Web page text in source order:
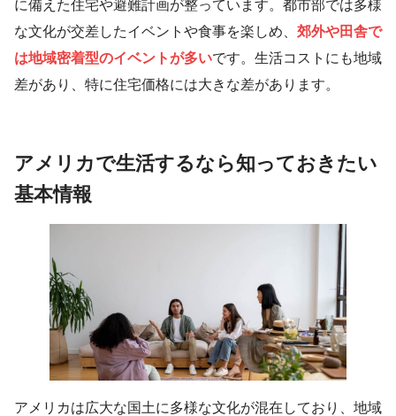
に備えた住宅や避難計画が整っています。都市部では多様
な文化が交差したイベントや食事を楽しめ、 郊外や田舎で
は地域密着型のイベントが多いです。生活コストにも地域
差があり、特に住宅価格には大きな差があります。
アメリカで生活するなら知っておきたい
基本情報
アメリカは広大な国土に多様な文化が混在しており、地域